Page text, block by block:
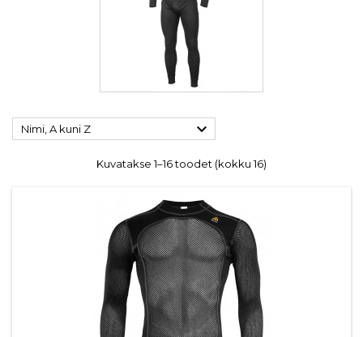
Nimi, A kuni Z 
Kuvatakse 1–16 toodet (kokku 16)